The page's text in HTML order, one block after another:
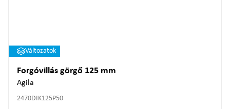
Változatok
Forgóvillás görgő 125 mm
Agila
2470DIK125P50